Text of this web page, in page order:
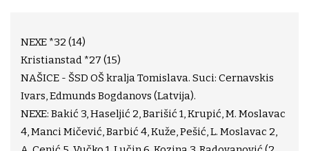
NEXE *32 (14)
Kristianstad *27 (15)
NAŠICE - ŠSD OŠ kralja Tomislava. Suci: Cernavskis
Ivars, Edmunds Bogdanovs (Latvija).
NEXE: Bakić 3, Haseljić 2, Barišić 1, Krupić, M. Moslavac
4, Manci Mičević, Barbić 4, Kuže, Pešić, L. Moslavac 2,